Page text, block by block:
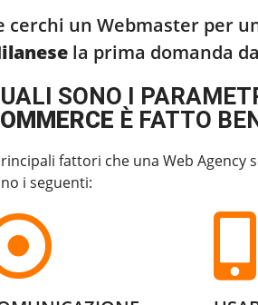
cerchi un Webmaster per
la prima domanda
SONO I
È FATTO
fattori che una Web Agency
i seguenti: